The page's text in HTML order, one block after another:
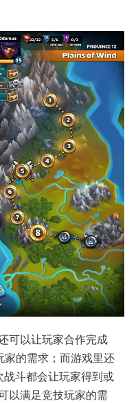
可以让玩家合作完成
家的需求；而游戏里还
斗都会让玩家得到或
以满足竞技玩家的需